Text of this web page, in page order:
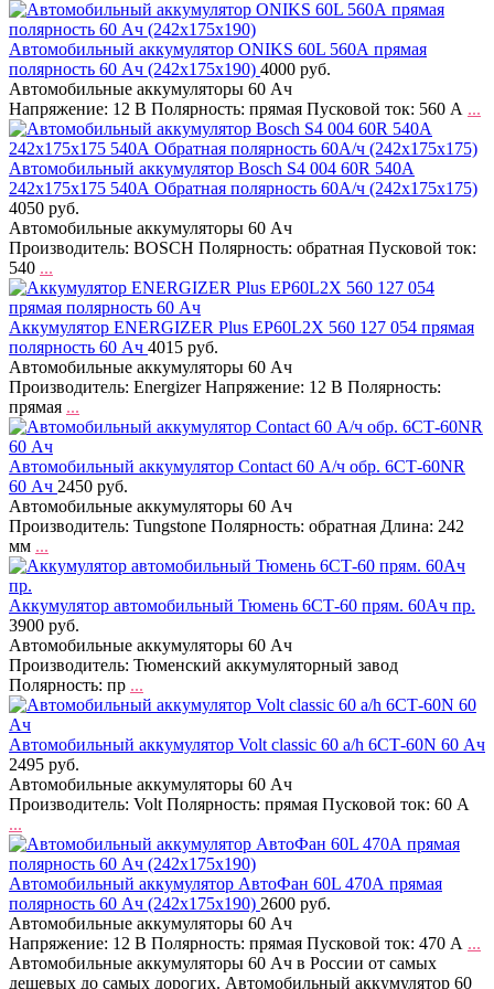
Автомобильный аккумулятор ONIKS 60L 560А прямая
полярность 60 Ач (242x175x190) 4000 руб.
Автомобильные аккумуляторы 60 Ач
Напряжение: 12 В Полярность: прямая Пусковой ток: 560 А ...
Автомобильный аккумулятор Bosch S4 004 60R 540A
242x175x175 540А Обратная полярность 60А/ч (242x175x175)
4050 руб.
Автомобильные аккумуляторы 60 Ач
Производитель: BOSCH Полярность: обратная Пусковой ток:
540 ...
Аккумулятор ENERGIZER Plus EP60L2X 560 127 054 прямая
полярность 60 Ач 4015 руб.
Автомобильные аккумуляторы 60 Ач
Производитель: Energizer Напряжение: 12 В Полярность:
прямая ...
Автомобильный аккумулятор Contact 60 А/ч обр. 6СТ-60NR
60 Ач 2450 руб.
Автомобильные аккумуляторы 60 Ач
Производитель: Tungstone Полярность: обратная Длина: 242
мм ...
Аккумулятор автомобильный Тюмень 6СТ-60 прям. 60Ач пр.
3900 руб.
Автомобильные аккумуляторы 60 Ач
Производитель: Тюменский аккумуляторный завод
Полярность: пр ...
Автомобильный аккумулятор Volt classic 60 a/h 6СТ-60N 60 Ач
2495 руб.
Автомобильные аккумуляторы 60 Ач
Производитель: Volt Полярность: прямая Пусковой ток: 60 А
...
Автомобильный аккумулятор АвтоФан 60L 470А прямая
полярность 60 Ач (242x175x190) 2600 руб.
Автомобильные аккумуляторы 60 Ач
Напряжение: 12 В Полярность: прямая Пусковой ток: 470 А ...
Автомобильные аккумуляторы 60 Ач в России от самых
дешевых до самых дорогих. Автомобильный аккумулятор 60